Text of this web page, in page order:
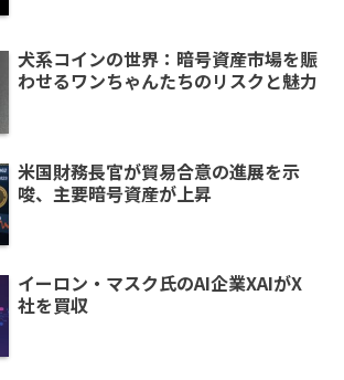
犬系コインの世界：暗号資産市場を賑
わせるワンちゃんたちのリスクと魅力
米国財務長官が貿易合意の進展を示
唆、主要暗号資産が上昇
イーロン・マスク氏のAI企業XAIがX
社を買収